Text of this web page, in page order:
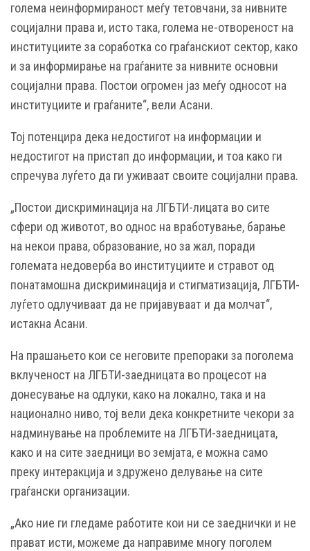
голема неинформираност меѓу тетовчани, за нивните
социјални права и, исто така, голема не-отвореност на
институциите за соработка со граѓанскиот сектор, како
и за информирање на граѓаните за нивните основни
социјални права. Постои огромен јаз меѓу односот на
институциите и граѓаните“, вели Асани.
Тој потенцира дека недостигот на информации и
недостигот на пристап до информации, и тоа како ги
спречува луѓето да ги уживаат своите социјални права.
„Постои дискриминација на ЛГБТИ-лицата во сите
сфери од животот, во однос на вработување, барање
на некои права, образование, но за жал, поради
големата недоверба во институциите и стравот од
понатамошна дискриминација и стигматизација, ЛГБТИ-
луѓето одлучиваат да не пријавуваат и да молчат“,
истакна Асани.
На прашањето кои се неговите препораки за поголема
вклученост на ЛГБТИ-заедницата во процесот на
донесување на одлуки, како на локално, така и на
национално ниво, тој вели дека конкретните чекори за
надминување на проблемите на ЛГБТИ-заедницата,
како и на сите заедници во земјата, е можна само
преку интеракција и здружено делување на сите
граѓански организации.
„Ако ние ги гледаме работите кои ни се заеднички и не
прават исти, можеме да направиме многу поголем